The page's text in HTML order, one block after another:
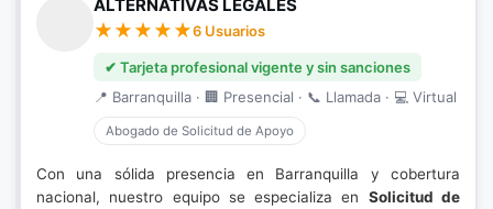
ALTERNATIVAS LEGALES
6 Usuarios
✔ Tarjeta profesional vigente y sin sanciones
📍 Barranquilla · 🏢 Presencial · 📞 Llamada · 💻 Virtual
Abogado de Solicitud de Apoyo
Con una sólida presencia en Barranquilla y cobertura
nacional, nuestro equipo se especializa en Solicitud de